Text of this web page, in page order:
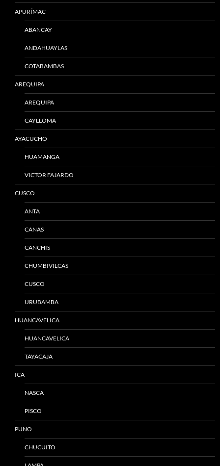
APURÍMAC
ABANCAY
ANDAHUAYLAS
COTABAMBAS
AREQUIPA
AREQUIPA
CAYLLOMA
AYACUCHO
HUAMANGA
VICTOR FAJARDO
CUSCO
ANTA
CANAS
CANCHIS
CHUMBIVILCAS
CUSCO
URUBAMBA
HUANCAVELICA
HUANCAVELICA
TAYACAJA
ICA
NASCA
PISCO
PUNO
CHUCUITO